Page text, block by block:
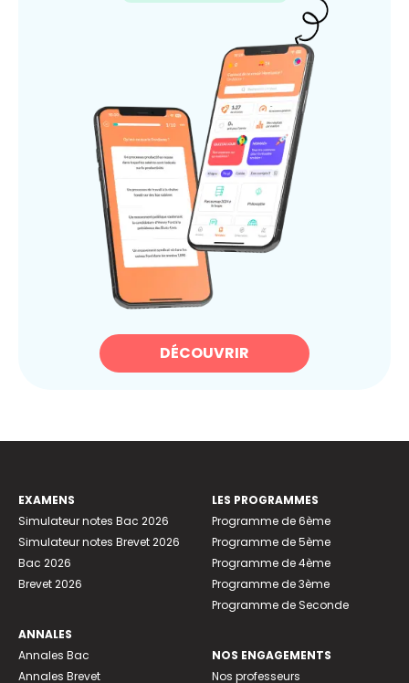
DÉCOUVRIR
EXAMENS
Simulateur notes Bac 2026
Simulateur notes Brevet 2026
Bac 2026
Brevet 2026
ANNALES
Annales Bac
Annales Brevet
LES PROGRAMMES
Programme de 6ème
Programme de 5ème
Programme de 4ème
Programme de 3ème
Programme de Seconde
NOS ENGAGEMENTS
Nos professeurs